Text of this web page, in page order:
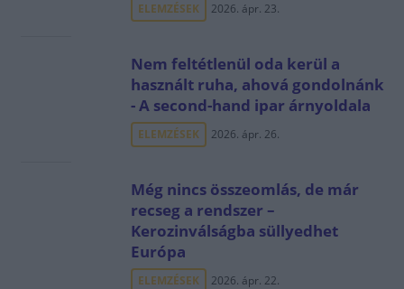
ELEMZÉSEK 2026. ápr. 23.
Nem feltétlenül oda kerül a
használt ruha, ahová gondolnánk
- A second-hand ipar árnyoldala
ELEMZÉSEK 2026. ápr. 26.
Még nincs összeomlás, de már
recseg a rendszer –
Kerozinválságba süllyedhet
Európa
ELEMZÉSEK 2026. ápr. 22.